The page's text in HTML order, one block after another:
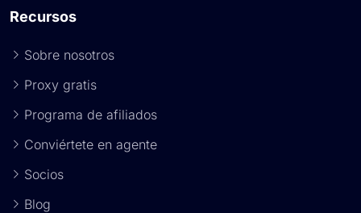
Recursos
Sobre nosotros
Proxy gratis
Programa de afiliados
Conviértete en agente
Socios
Blog